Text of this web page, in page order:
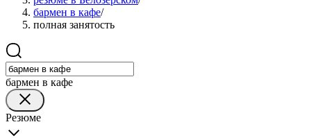
бармен в кафе/
полная занятость
бармен в кафе
Резюме